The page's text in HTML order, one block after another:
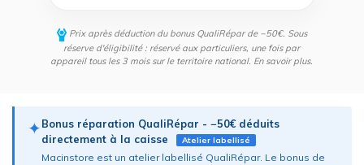
Prix après déduction du bonus QualiRépar de −50€. Sous
réserve d'éligibilité : réservé aux particuliers, une fois par
appareil tous les 3 mois sur le territoire national. En savoir plus.
✦Bonus réparation QualiRépar - −50€ déduits
directement à la caisse
Atelier labellisé
Macinstore est un atelier labellisé QualiRépar. Le bonus de